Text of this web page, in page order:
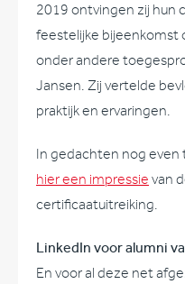
2019 ontvingen zij hun
feestelijke bijeenkomst
onder andere
Jansen. Zij vertelde
praktijk en ervaringen.
In gedachten nog even
hier een impressie van
certificaatuitreiking.
LinkedIn voor alumni
En voor al deze net